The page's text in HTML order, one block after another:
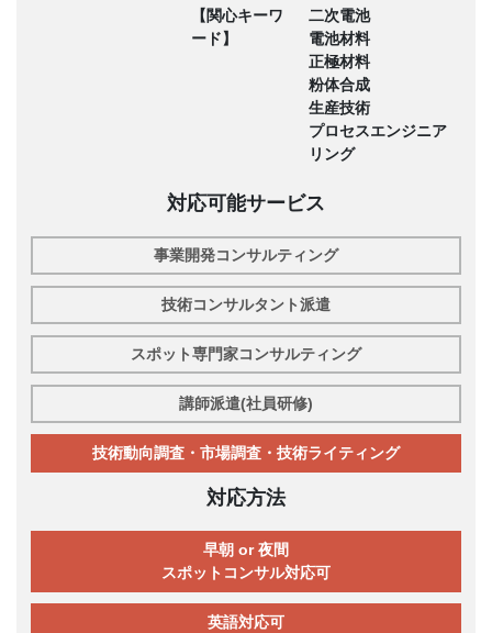
【関心キーワ
ード】
二次電池
電池材料
正極材料
粉体合成
生産技術
プロセスエンジニア
リング
対応可能サービス
事業開発コンサルティング
技術コンサルタント派遣
スポット専門家コンサルティング
講師派遣(社員研修)
技術動向調査・市場調査・技術ライティング
対応方法
早朝 or 夜間
スポットコンサル対応可
英語対応可